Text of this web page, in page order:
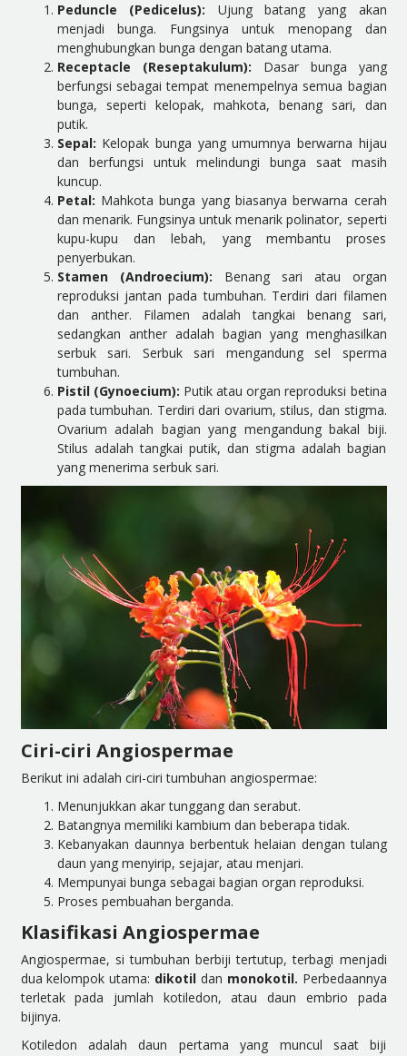
Peduncle (Pedicelus): Ujung batang yang akan
menjadi bunga. Fungsinya untuk menopang dan
menghubungkan bunga dengan batang utama.
Receptacle (Reseptakulum): Dasar bunga yang
berfungsi sebagai tempat menempelnya semua bagian
bunga, seperti kelopak, mahkota, benang sari, dan
putik.
Sepal: Kelopak bunga yang umumnya berwarna hijau
dan berfungsi untuk melindungi bunga saat masih
kuncup.
Petal: Mahkota bunga yang biasanya berwarna cerah
dan menarik. Fungsinya untuk menarik polinator, seperti
kupu-kupu dan lebah, yang membantu proses
penyerbukan.
Stamen (Androecium): Benang sari atau organ
reproduksi jantan pada tumbuhan. Terdiri dari filamen
dan anther. Filamen adalah tangkai benang sari,
sedangkan anther adalah bagian yang menghasilkan
serbuk sari. Serbuk sari mengandung sel sperma
tumbuhan.
Pistil (Gynoecium): Putik atau organ reproduksi betina
pada tumbuhan. Terdiri dari ovarium, stilus, dan stigma.
Ovarium adalah bagian yang mengandung bakal biji.
Stilus adalah tangkai putik, dan stigma adalah bagian
yang menerima serbuk sari.
Ciri-ciri Angiospermae
Berikut ini adalah ciri-ciri tumbuhan angiospermae:
Menunjukkan akar tunggang dan serabut.
Batangnya memiliki kambium dan beberapa tidak.
Kebanyakan daunnya berbentuk helaian dengan tulang
daun yang menyirip, sejajar, atau menjari.
Mempunyai bunga sebagai bagian organ reproduksi.
Proses pembuahan berganda.
Klasifikasi Angiospermae
Angiospermae, si tumbuhan berbiji tertutup, terbagi menjadi
dua kelompok utama: dikotil dan monokotil. Perbedaannya
terletak pada jumlah kotiledon, atau daun embrio pada
bijinya.
Kotiledon adalah daun pertama yang muncul saat biji